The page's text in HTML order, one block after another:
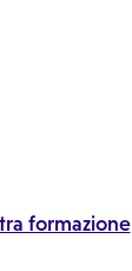
formazione